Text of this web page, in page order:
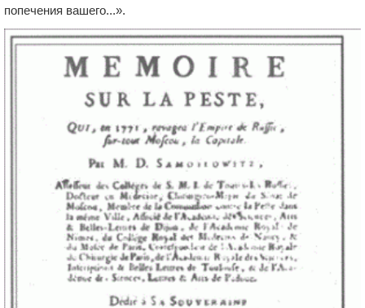
попечения вашего...».